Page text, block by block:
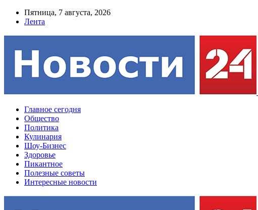
Пятница, 7 августа, 2026
Лента
Главное сегодня
Общество
Политика
Кулинария
Шоу-Бизнес
Здоровье
Пикантное
Полезные советы
Интересные новости